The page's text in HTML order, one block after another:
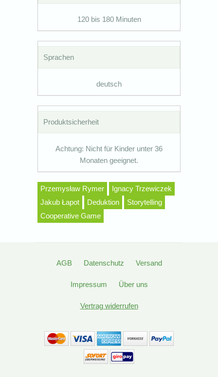
120 bis 180 Minuten
Sprachen
deutsch
Produktsicherheit
Achtung: Nicht für Kinder unter 36
Monaten geeignet.
Przemysław Rymer
Ignacy Trzewiczek
Jakub Łapot
Deduktion
Storytelling
Cooperative Game
AGB Datenschutz Versand
Impressum Über uns
Vertrag widerrufen